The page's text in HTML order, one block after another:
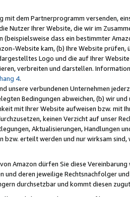
dem Partnerprogramm versenden,
Nutzer Ihrer Website, die wir im
dass ein bestimmter
Website kam, (b) Ihre Website prüfen,
Logo und die auf Ihrer
verbreiten und darstellen.
4.
unsere verbundenen Unternehmen
Bedingungen abweichen, (b) wir
mit Ihrer Website aufweisen bzw. mit
keinen Verzicht auf unser
Aktualisierungen, Handlungen
bzw. erteilt werden und nur wirksam
Amazon dürfen Sie diese
und deren jeweilige Rechtsnachfolger
durchsetzbar und kommt diesen